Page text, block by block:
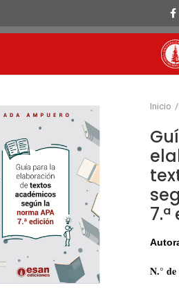
to enlarge
Inicio
N.°